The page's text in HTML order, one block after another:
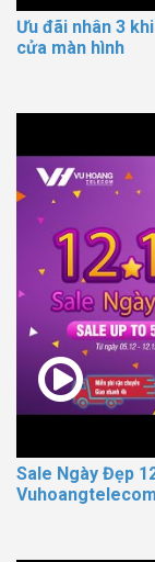
Ưu đãi nhân 3
cửa màn hình
Sale Ngày Đẹp
Vuhoangtelecom